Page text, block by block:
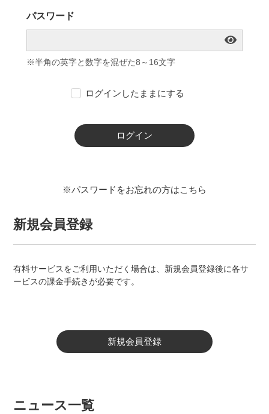
パスワード
※半角の英字と数字を混ぜた8～16文字
ログインしたままにする
ログイン
※パスワードをお忘れの方はこちら
新規会員登録
有料サービスをご利用いただく場合は、新規会員登録後に各サ
ービスの課金手続きが必要です。
新規会員登録
ニュース一覧